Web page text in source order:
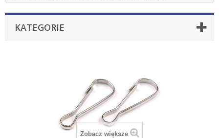
KATEGORIE
Zobacz większe